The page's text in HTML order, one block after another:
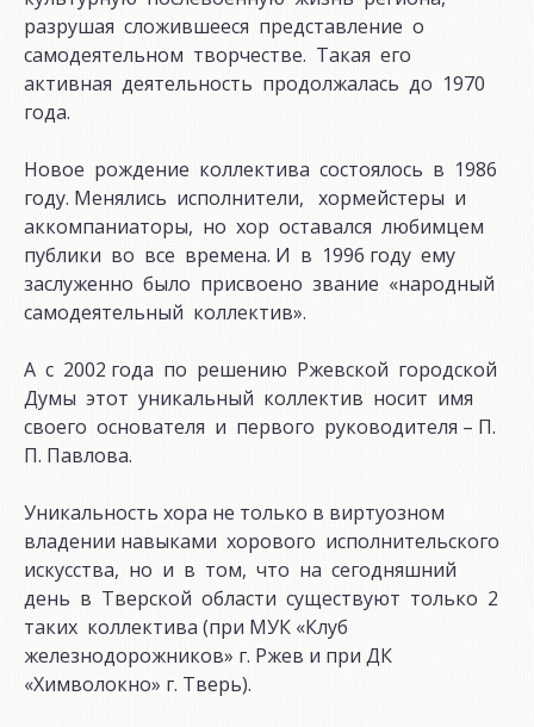
разрушая сложившееся представление о
самодеятельном творчестве. Такая его
активная деятельность продолжалась до 1970
года.
Новое рождение коллектива состоялось в 1986
году. Менялись исполнители, хормейстеры и
аккомпаниаторы, но хор оставался любимцем
публики во все времена. И в 1996 году ему
заслуженно было присвоено звание «народный
самодеятельный коллектив».
А с 2002 года по решению Ржевской городской
Думы этот уникальный коллектив носит имя
своего основателя и первого руководителя – П.
П. Павлова.
Уникальность хора не только в виртуозном
владении навыками хорового исполнительского
искусства, но и в том, что на сегодняшний
день в Тверской области существуют только 2
таких коллектива (при МУК «Клуб
железнодорожников» г. Ржев и при ДК
«Химволокно» г. Тверь).